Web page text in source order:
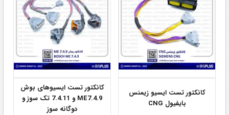
کانکتور تست ایسیو زیمنس
بایفیول CNG
کانکتور تست ایسیوهای بوش
ME7.4.9 و 7.4.11 تک سوز و
دوگانه سوز